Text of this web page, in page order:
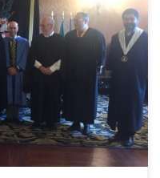
da Universidade do Minho.
do Minho, no Largo do Paço, em
Raúl Fangueiro, Professor